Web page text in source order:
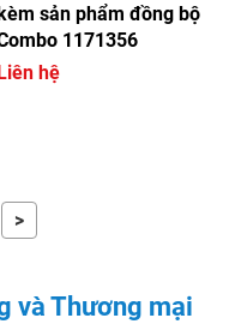
kèm sản phẩm đồng bộ
1171356
Liên hệ
>
và Thương mại